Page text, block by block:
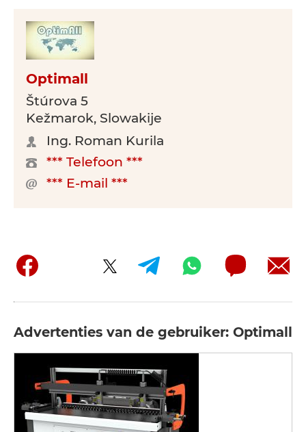
Optimall
Štúrova 5
Kežmarok, Slowakije
Ing. Roman Kurila
*** Telefoon ***
*** E-mail ***
Advertenties van de gebruiker: Optimall